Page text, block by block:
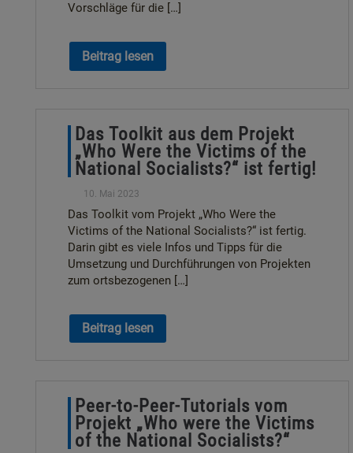
Vorschläge für die […]
Beitrag lesen
Das Toolkit aus dem Projekt
„Who Were the Victims of the
National Socialists?“ ist fertig!
10. Mai 2023
Das Toolkit vom Projekt „Who Were the
Victims of the National Socialists?“ ist fertig.
Darin gibt es viele Infos und Tipps für die
Umsetzung und Durchführungen von Projekten
zum ortsbezogenen […]
Beitrag lesen
Peer-to-Peer-Tutorials vom
Projekt „Who were the Victims
of the National Socialists?“